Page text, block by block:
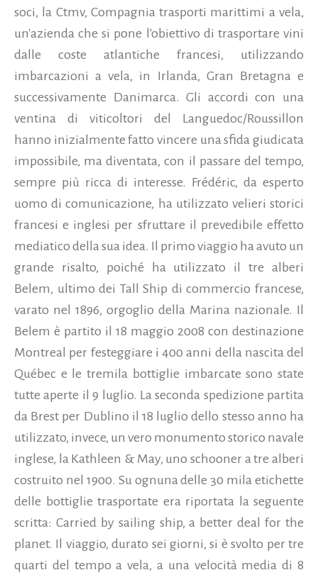
soci, la Ctmv, Compagnia trasporti marittimi a vela,
un'azienda che si pone l'obiettivo di trasportare vini
dalle coste atlantiche francesi, utilizzando
imbarcazioni a vela, in Irlanda, Gran Bretagna e
successivamente Danimarca. Gli accordi con una
ventina di viticoltori del Languedoc/Roussillon
hanno inizialmente fatto vincere una sfida giudicata
impossibile, ma diventata, con il passare del tempo,
sempre più ricca di interesse. Frédéric, da esperto
uomo di comunicazione, ha utilizzato velieri storici
francesi e inglesi per sfruttare il prevedibile effetto
mediatico della sua idea. Il primo viaggio ha avuto un
grande risalto, poiché ha utilizzato il tre alberi
Belem, ultimo dei Tall Ship di commercio francese,
varato nel 1896, orgoglio della Marina nazionale. Il
Belem è partito il 18 maggio 2008 con destinazione
Montreal per festeggiare i 400 anni della nascita del
Québec e le tremila bottiglie imbarcate sono state
tutte aperte il 9 luglio. La seconda spedizione partita
da Brest per Dublino il 18 luglio dello stesso anno ha
utilizzato, invece, un vero monumento storico navale
inglese, la Kathleen & May, uno schooner a tre alberi
costruito nel 1900. Su ognuna delle 30 mila etichette
delle bottiglie trasportate era riportata la seguente
scritta: Carried by sailing ship, a better deal for the
planet. Il viaggio, durato sei giorni, si è svolto per tre
quarti del tempo a vela, a una velocità media di 8